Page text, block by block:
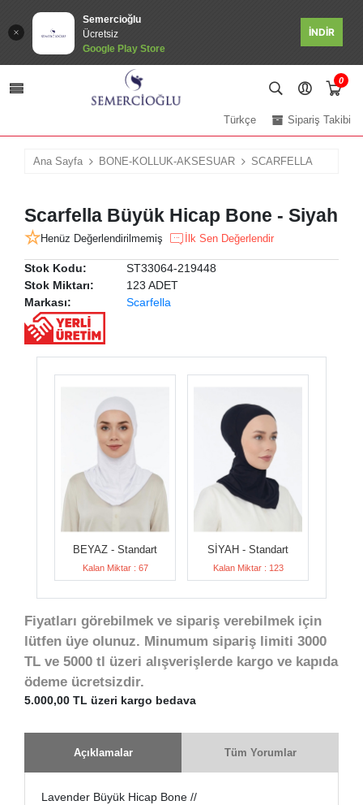
Semercioğlu
Ücretsiz
Google Play Store
İNDİR
0
Sipariş Takibi
Türkçe
Ana Sayfa BONE-KOLLUK-AKSESUAR SCARFELLA
Scarfella Büyük Hicap Bone - Siyah
Henüz Değerlendirilmemiş İlk Sen Değerlendir
Stok Kodu:
ST33064-219448
Stok Miktarı:
123 ADET
Markası:
Scarfella
BEYAZ - Standart
Kalan Miktar : 67
SİYAH - Standart
Kalan Miktar : 123
Fiyatları görebilmek ve sipariş verebilmek için
lütfen üye olunuz. Minumum sipariş limiti 3000
TL ve 5000 tl üzeri alışverişlerde kargo ve kapıda
ödeme ücretsizdir.
5.000,00 TL üzeri kargo bedava
Açıklamalar Tüm Yorumlar
Lavender Büyük Hicap Bone //